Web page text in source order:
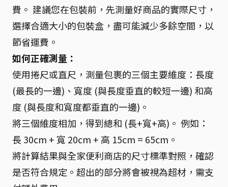
費。 建議您在包裝前，先測量好商品的實際尺寸，
選擇合適大小的包裝盒，盡可能減少多餘空間，以
節省運費。
如何正確測量：
使用捲尺或直尺，測量包裹的三個主要維度：長度
(最長的一邊)、寬度 (與長度垂直的較短一邊) 和高
度 (與長度和寬度都垂直的一邊)。
將三個維度相加，得到總和 (長+寬+高)。 例如：
長 30cm + 寬 20cm + 高 15cm = 65cm。
將計算結果與全家便利商店的尺寸標準對照，確認
是否符合規定。超出的部分將會被視為超材，需支